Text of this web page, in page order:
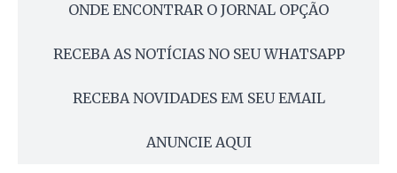
ONDE ENCONTRAR O JORNAL OPÇÃO
RECEBA AS NOTÍCIAS NO SEU WHATSAPP
RECEBA NOVIDADES EM SEU EMAIL
ANUNCIE AQUI